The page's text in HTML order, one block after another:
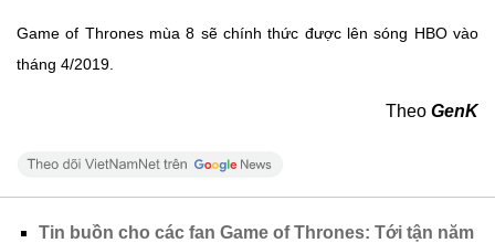
Game of Thrones mùa 8 sẽ chính thức được lên sóng HBO vào
tháng 4/2019.
Theo GenK
Tin buồn cho các fan Game of Thrones: Tới tận năm